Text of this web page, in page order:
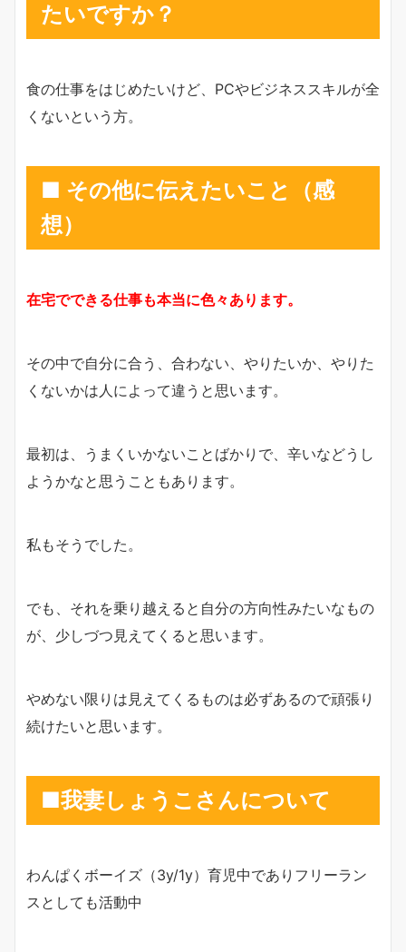
たいですか？
食の仕事をはじめたいけど、PCやビジネススキルが全
くないという方。
■ その他に伝えたいこと（感
想）
在宅でできる仕事も本当に色々あります。
その中で自分に合う、合わない、やりたいか、やりた
くないかは人によって違うと思います。
最初は、うまくいかないことばかりで、辛いなどうし
ようかなと思うこともあります。
私もそうでした。
でも、それを乗り越えると自分の方向性みたいなもの
が、少しづつ見えてくると思います。
やめない限りは見えてくるものは必ずあるので頑張り
続けたいと思います。
■我妻しょうこさんについて
わんぱくボーイズ（3y/1y）育児中でありフリーラン
スとしても活動中